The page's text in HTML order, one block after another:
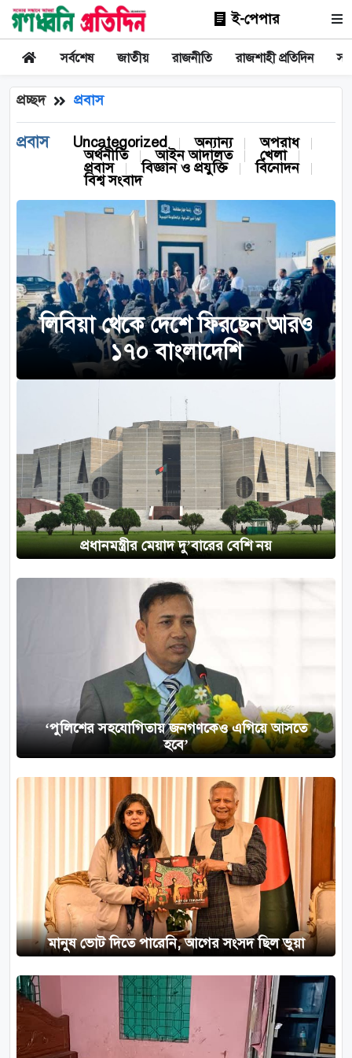
ই-পেপার
সর্বশেষ জাতীয় রাজনীতি রাজশাহী প্রতিদিন
প্রচ্ছদ প্রবাস
প্রবাস Uncategorized অন্যান্য অপরাধ
অর্থনীতি আইন আদালত খেলা
প্রবাস বিজ্ঞান ও প্রযুক্তি বিনোদন
বিশ্ব সংবাদ
লিবিয়া থেকে দেশে ফিরছেন আরও
১৭০ বাংলাদেশি
প্রধানমন্ত্রীর মেয়াদ দু’বারের বেশি নয়
‘পুলিশের সহযোগিতায় জনগণকেও এগিয়ে আসতে
হবে’
মানুষ ভোট দিতে পারেনি, আগের সংসদ ছিল ভুয়া